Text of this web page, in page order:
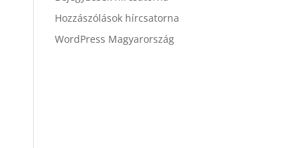
Hozzászólások hírcsatorna
WordPress Magyarország